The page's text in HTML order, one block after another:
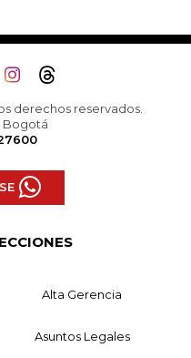
derechos reservados.
Bogotá
Alta Gerencia
Asuntos Legales